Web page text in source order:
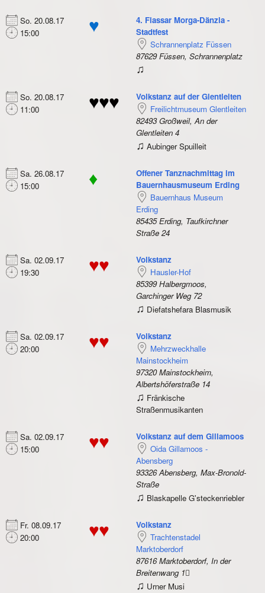
So. 20.08.17
15:00
♥
4. Fiassar Morga-Dänzla -
Stadtfest
Schrannenplatz Füssen
87629 Füssen, Schrannenplatz
♫
So. 20.08.17
11:00
♥♥♥
Volkstanz auf der Glentleiten
Freilichtmuseum Glentleiten
82493 Großweil, An der
Glentleiten 4
♫ Aubinger Spuilleit
Sa. 26.08.17
15:00
♦
Offener Tanznachmittag im
Bauernhausmuseum Erding
Bauernhaus Museum
Erding
85435 Erding, Taufkirchner
Straße 24
Sa. 02.09.17
19:30
♥♥
Volkstanz
Hausler-Hof
85399 Halbergmoos,
Garchinger Weg 72
♫ Diefatshefara Blasmusik
Sa. 02.09.17
20:00
♥♥
Volkstanz
Mehrzweckhalle
Mainstockheim
97320 Mainstockheim,
Albertshöferstraße 14
♫ Fränkische
Straßenmusikanten
Sa. 02.09.17
15:00
♥♥
Volkstanz auf dem Gillamoos
Oida Gillamoos -
Abensberg
93326 Abensberg, Max-Bronold-
Straße
♫ Blaskapelle G'steckenriebler
Fr. 08.09.17
20:00
♥♥
Volkstanz
Trachtenstadel
Marktoberdorf
87616 Marktoberdorf, In der
Breitenwang 1
♫ Urner Musi